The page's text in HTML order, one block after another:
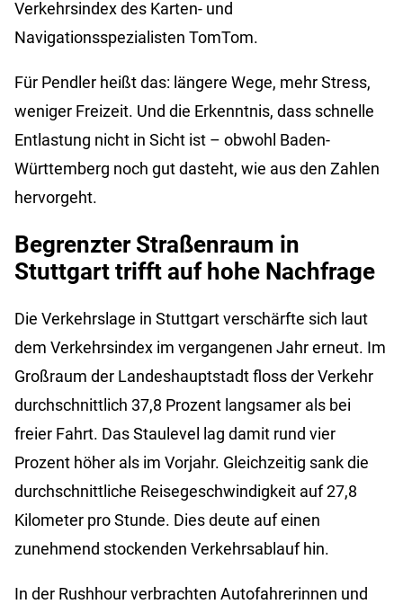
Verkehrsindex des Karten- und
Navigationsspezialisten TomTom.
Für Pendler heißt das: längere Wege, mehr Stress,
weniger Freizeit. Und die Erkenntnis, dass schnelle
Entlastung nicht in Sicht ist – obwohl Baden-
Württemberg noch gut dasteht, wie aus den Zahlen
hervorgeht.
Begrenzter Straßenraum in
Stuttgart trifft auf hohe Nachfrage
Die Verkehrslage in Stuttgart verschärfte sich laut
dem Verkehrsindex im vergangenen Jahr erneut. Im
Großraum der Landeshauptstadt floss der Verkehr
durchschnittlich 37,8 Prozent langsamer als bei
freier Fahrt. Das Staulevel lag damit rund vier
Prozent höher als im Vorjahr. Gleichzeitig sank die
durchschnittliche Reisegeschwindigkeit auf 27,8
Kilometer pro Stunde. Dies deute auf einen
zunehmend stockenden Verkehrsablauf hin.
In der Rushhour verbrachten Autofahrerinnen und